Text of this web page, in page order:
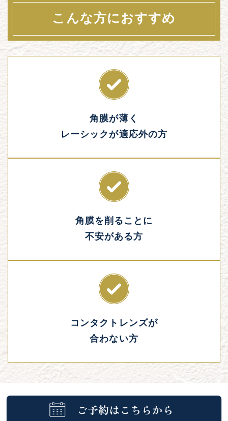
こんな方におすすめ
角膜が薄く
レーシックが適応外の方
角膜を削ることに
不安がある方
コンタクトレンズが
合わない方